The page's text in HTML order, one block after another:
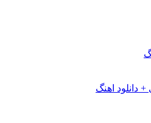
دانلود اهنگ